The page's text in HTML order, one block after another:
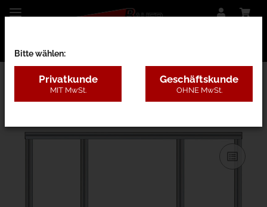
31AB - B=1,3-2m, H=1,8-3m
Bitte wählen:
Privatkunde
MIT MwSt.
Geschäftskunde
OHNE MwSt.